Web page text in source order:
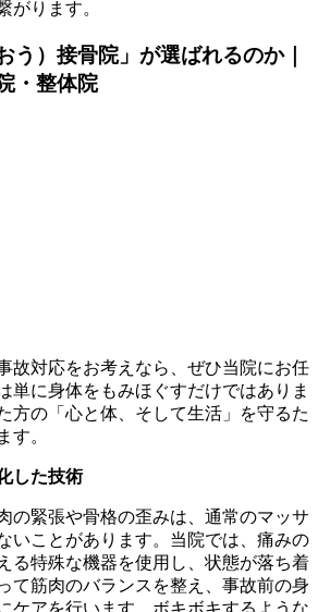
がります。
う）接骨院」が選ばれるのか｜
・整体院
故対応をお考えなら、ぜひ当院にお任
単に身体をもみほぐすだけではありま
方の「心と体、そして生活」を守るた
す。
した技術
の緊張や骨格の歪みは、通常のマッサ
いことがあります。当院では、痛みの
る特殊な機器を使用し、状態が落ち着
て筋肉のバランスを整え、事故前の身